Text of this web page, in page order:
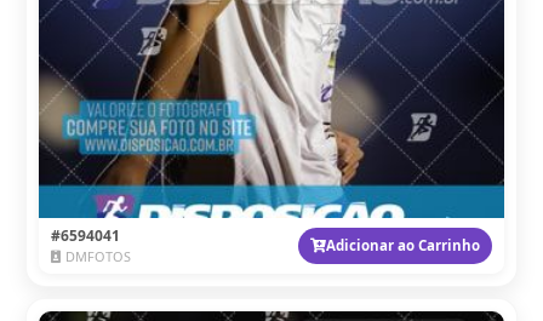
#6594041
DMFOTOS
Adicionar ao Carrinho